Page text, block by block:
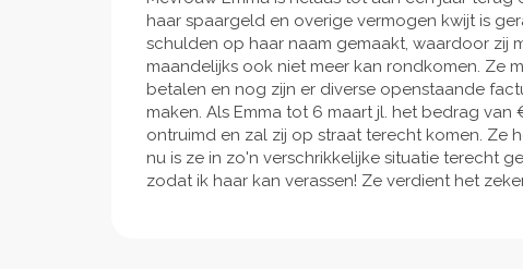
haar spaargeld en overige vermogen kwijt is
schulden op haar naam gemaakt, waardoor zij
maandelijks ook niet meer kan rondkomen. Ze
betalen en nog zijn er diverse openstaande
maken. Als Emma tot 6 maart jl. het bedrag
ontruimd en zal zij op straat terecht komen. Ze
nu is ze in zo'n verschrikkelijke situatie terecht
zodat ik haar kan verassen! Ze verdient het